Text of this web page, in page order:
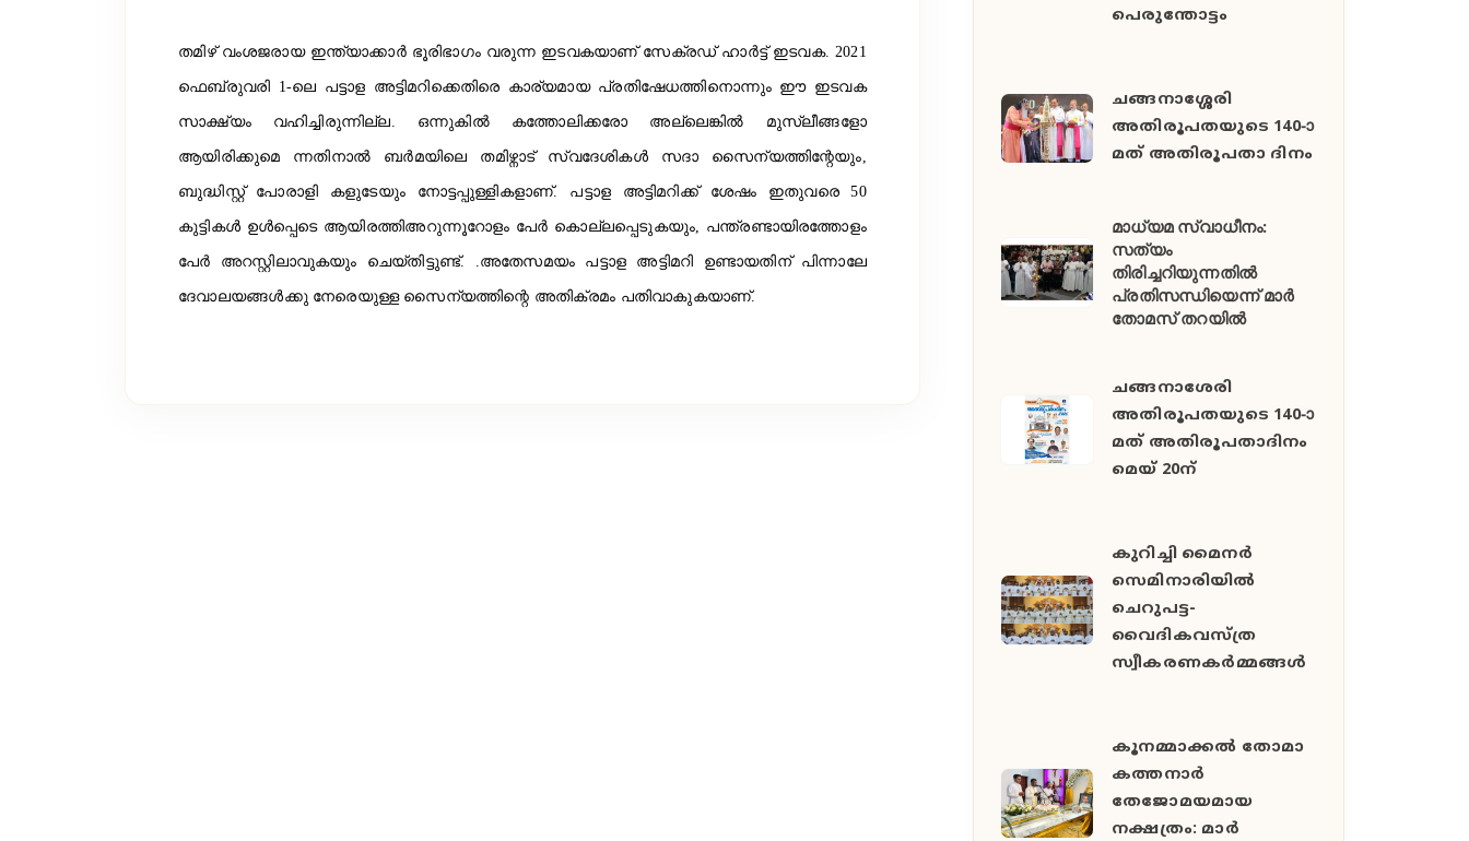
തമിഴ് വംശജരായ ഇന്ത്യാക്കാര്‍ ഭൂരിഭാഗം വരുന്ന ഇടവകയാണ് സേക്രഡ് ഹാര്‍ട്ട് ഇടവക. 2021
ഫെബ്രുവരി 1-ലെ പട്ടാള അട്ടിമറിക്കെതിരെ കാര്യമായ പ്രതിഷേധത്തിനൊന്നും ഈ ഇടവക
സാക്ഷ്യം വഹിച്ചിരുന്നില്ല. ഒന്നുകില്‍ കത്തോലിക്കരോ അല്ലെങ്കില്‍ മുസ്ലീങ്ങളോ
ആയിരിക്കുമെ ന്നതിനാല്‍ ബര്‍മയിലെ തമിഴ്നാട് സ്വദേശികള്‍ സദാ സൈന്യത്തിന്റേയും,
ബുദ്ധിസ്റ്റ് പോരാളി കളുടേയും നോട്ടപ്പുള്ളികളാണ്. പട്ടാള അട്ടിമറിക്ക് ശേഷം ഇതുവരെ 50
കുട്ടികള്‍ ഉള്‍പ്പെടെ ആയിരത്തിഅറുന്നൂറോളം പേര്‍ കൊല്ലപ്പെടുകയും, പന്ത്രണ്ടായിരത്തോളം
പേര്‍ അറസ്റ്റിലാവുകയും ചെയ്തിട്ടുണ്ട്. .അതേസമയം പട്ടാള അട്ടിമറി ഉണ്ടായതിന് പിന്നാലേ
ദേവാലയങ്ങള്‍ക്കു നേരെയുള്ള സൈന്യത്തിന്റെ അതിക്രമം പതിവാകുകയാണ്.
പെരുന്തോട്ടം
ചങ്ങനാശ്ശേരി
അതിരൂപതയുടെ 140-ാ
മത് അതിരൂപതാ ദിനം
മാധ്യമ സ്വാധീനം:
സത്യം
തിരിച്ചറിയുന്നതിൽ
പ്രതിസന്ധിയെന്ന് മാർ
തോമസ് തറയിൽ
ചങ്ങനാശേരി
അതിരൂപതയുടെ 140-ാ
മത് അതിരൂപതാദിനം
മെയ് 20ന്
കുറിച്ചി മൈനർ
സെമിനാരിയിൽ
ചെറുപട്ട-
വൈദികവസ്ത്ര
സ്വീകരണകർമ്മങ്ങൾ
കൂനമ്മാക്കൽ തോമാ
കത്തനാർ
തേജോമയമായ
നക്ഷത്രം: മാർ